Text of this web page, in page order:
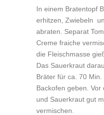
In einem Bratentopf
erhitzen, Zwiebeln
abraten. Separat
Creme fraiche
die Fleischmasse
Das Sauerkraut
Bräter für ca. 70
Backofen geben.
und Sauerkraut gut
vermischen.